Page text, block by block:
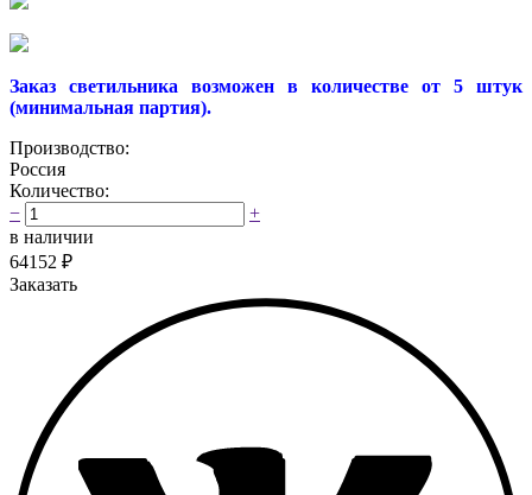
Заказ светильника возможен в количестве от 5 штук
(минимальная партия).
Производство:
Россия
Количество:
−
+
в наличии
64152 ₽
Заказать